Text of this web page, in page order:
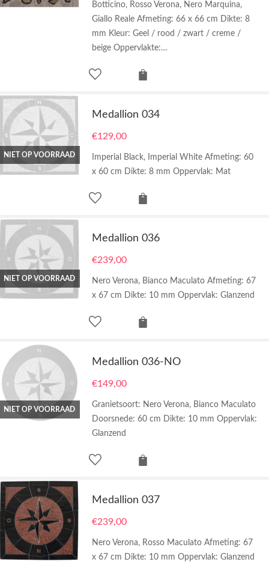
Botticino, Rosso Verona, Nero Marquina,
Giallo Reale Afmeting: 66 x 66 cm Dikte: 8
mm Kleur: Geel / rood / zwart / creme /
beige Oppervlakte:…
NIET OP VOORRAAD
Medallion 034
€129,00
Imperial Black, Imperial White Afmeting: 60
x 60 cm Dikte: 8 mm Oppervlak: Mat
NIET OP VOORRAAD
Medallion 036
€239,00
Nero Verona, Bianco Maculato Afmeting: 67
x 67 cm Dikte: 10 mm Oppervlak: Glanzend
NIET OP VOORRAAD
Medallion 036-NO
€149,00
Granietsoort: Nero Verona, Bianco Maculato
Doorsnede: 60 cm Dikte: 10 mm Oppervlak:
Glanzend
Medallion 037
€239,00
Nero Verona, Rosso Maculato Afmeting: 67
x 67 cm Dikte: 10 mm Oppervlak: Glanzend